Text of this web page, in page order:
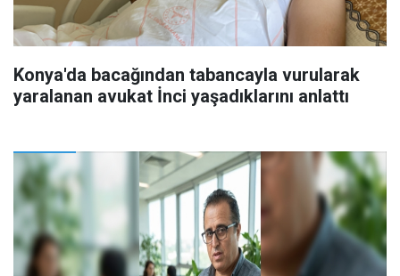
Konya'da bacağından tabancayla vurularak
yaralanan avukat İnci yaşadıklarını anlattı